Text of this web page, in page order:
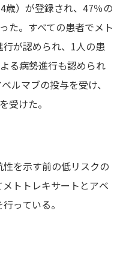
歳）が登録され、47％の
た。すべての患者でメト
行が認められ、1人の患
る病勢進行も認められ
ルマブの投与を受け、
受けた。
を示す前の低リスクの
トトレキサートとアベ
っている。